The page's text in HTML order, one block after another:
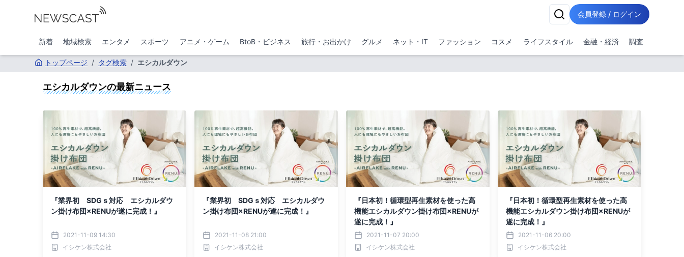
会員登録 / ログイン
新着 地域検索 エンタメ スポーツ アニメ・ゲーム BtoB・ビジネス 旅行・お出かけ グルメ ネット・IT ファッション コスメ ライフスタイル 金融・経済 調査
トップページ / タグ検索 / エシカルダウン
エシカルダウンの最新ニュース
『業界初 SDGｓ対応 エシカルダウ
ン掛け布団×RENUが遂に完成！』
2021-11-09 14:30
イシケン株式会社
『業界初 SDGｓ対応 エシカルダウ
ン掛け布団×RENUが遂に完成！』
2021-11-08 21:00
イシケン株式会社
『日本初！循環型再生素材を使った高
機能エシカルダウン掛け布団×RENUが
遂に完成！』
2021-11-07 20:00
イシケン株式会社
『日本初！循環型再生素材を使った高
機能エシカルダウン掛け布団×RENUが
遂に完成！』
2021-11-06 20:00
イシケン株式会社